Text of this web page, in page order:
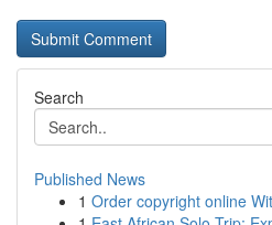
Search
Published News
1 Order copyright online